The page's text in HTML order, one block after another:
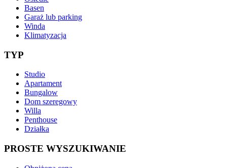
Basen
Garaż lub parking
Winda
Klimatyzacja
TYP
Studio
Apartament
Bungalow
Dom szeregowy
Willa
Penthouse
Działka
PROSTE WYSZUKIWANIE